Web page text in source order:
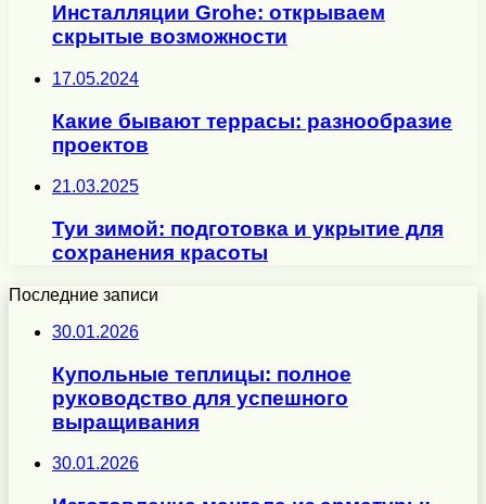
Инсталляции Grohe: открываем
скрытые возможности
17.05.2024
Какие бывают террасы: разнообразие
проектов
21.03.2025
Туи зимой: подготовка и укрытие для
сохранения красоты
Последние записи
30.01.2026
Купольные теплицы: полное
руководство для успешного
выращивания
30.01.2026